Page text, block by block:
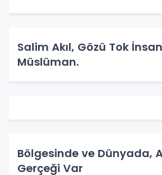
Salim Akıl, Gözü Tok
Müslüman.
Bölgesinde ve Dünyada,
Gerçeği Var